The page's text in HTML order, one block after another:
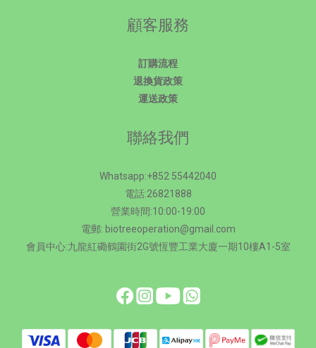
顧客服務
訂購流程
退換貨政策
運送政策
聯絡我們
Whatsapp:+852 55442040
電話:26821888
營業時間:10:00-19:00
電郵: biotreeoperation@gmail.com
會員中心:九龍紅磡鶴園街2G號恆豐工業大廈一期10樓A1-5室